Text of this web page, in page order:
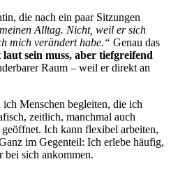
die nach ein paar Sitzungen
Alltag. Nicht, weil er sich
mich verändert habe.“ Genau das
sein muss, aber tiefgreifend
Raum – weil er direkt an
Menschen begleiten, die ich
zeitlich, manchmal auch
Ich kann flexibel arbeiten,
im Gegenteil: Ich erlebe häufig,
bei sich ankommen.